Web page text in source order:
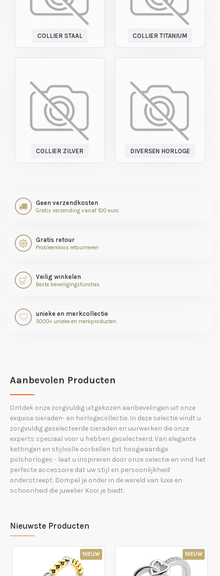
COLLIER STAAL COLLIER TITANIUM
COLLIER ZILVER DIVERSEN HORLOGE
Geen verzendkosten
Gratis verzending vanaf 100 euro
Gratis retour
Probleemloos retourneren
Veilig winkelen
Beste beveiligingsfuncties
unieke en merkcollectie
5000+ unieke en merkproducten
Aanbevolen Producten
Ontdek onze zorgvuldig uitgekozen aanbevelingen uit onze
exquise sieraden- en horlogecollectie. In deze selectie vindt u
zorgvuldig geselecteerde sieraden en uurwerken die onze
experts speciaal voor u hebben geselecteerd. Van elegante
kettingen en stijlvolle oorbellen tot hoogwaardige
polshorloges - laat u inspireren door onze selectie en vind het
perfecte accessoire dat uw stijl en persoonlijkheid
onderstreept. Dompel je onder in de wereld van luxe en
schoonheid die juwelier Kooi je biedt.
Nieuwste Producten
NIEUW NIEUW